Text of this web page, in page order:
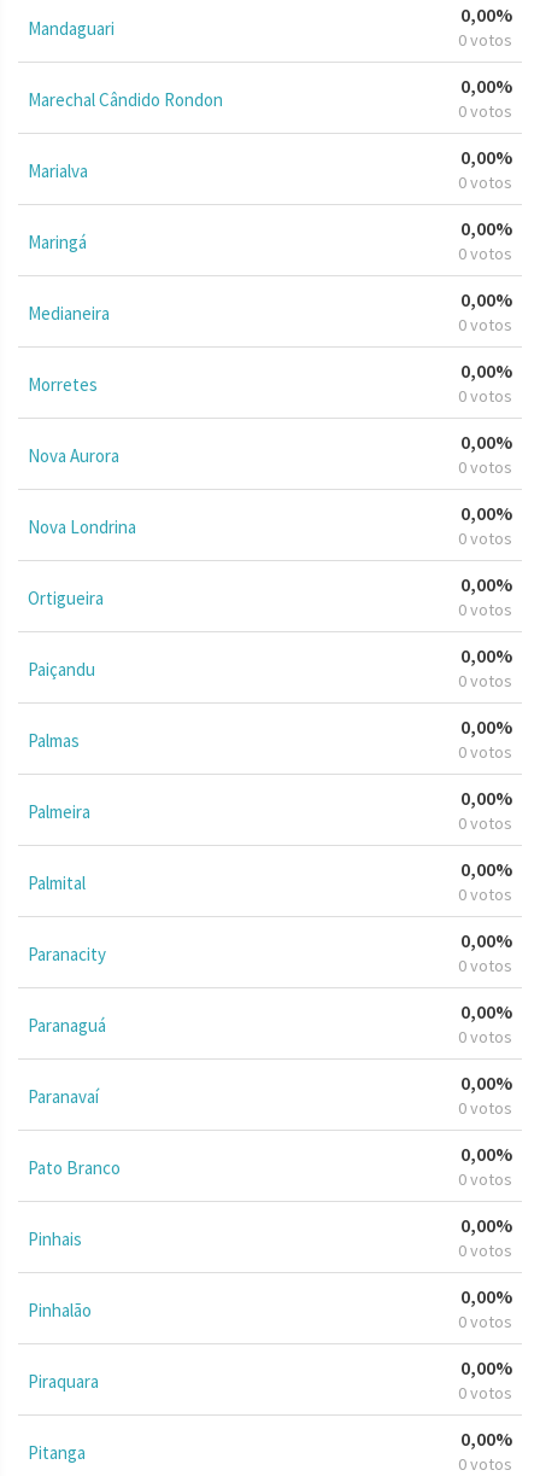
Mandaguari
0,00%
0 votos
Marechal Cândido Rondon
0,00%
0 votos
Marialva
0,00%
0 votos
Maringá
0,00%
0 votos
Medianeira
0,00%
0 votos
Morretes
0,00%
0 votos
Nova Aurora
0,00%
0 votos
Nova Londrina
0,00%
0 votos
Ortigueira
0,00%
0 votos
Paiçandu
0,00%
0 votos
Palmas
0,00%
0 votos
Palmeira
0,00%
0 votos
Palmital
0,00%
0 votos
Paranacity
0,00%
0 votos
Paranaguá
0,00%
0 votos
Paranavaí
0,00%
0 votos
Pato Branco
0,00%
0 votos
Pinhais
0,00%
0 votos
Pinhalão
0,00%
0 votos
Piraquara
0,00%
0 votos
Pitanga
0,00%
0 votos